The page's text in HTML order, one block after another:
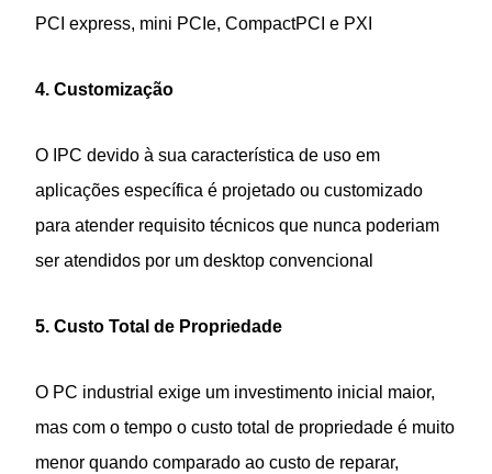
PCI express, mini PCIe, CompactPCI e PXI
4. Customização
O IPC devido à sua característica de uso em
aplicações específica é projetado ou customizado
para atender requisito técnicos que nunca poderiam
ser atendidos por um desktop convencional
5. Custo Total de Propriedade
O PC industrial exige um investimento inicial maior,
mas com o tempo o custo total de propriedade é muito
menor quando comparado ao custo de reparar,